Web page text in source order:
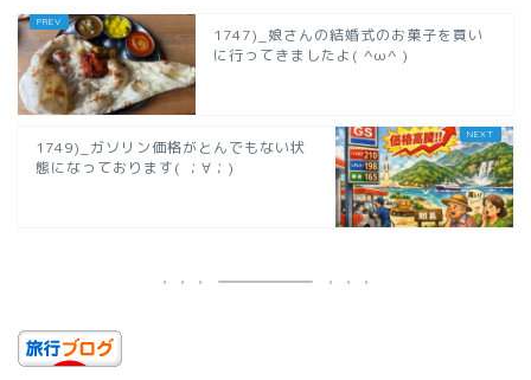
1747)_娘さんの結婚式のお菓子を買い
に行ってきましたよ( ^ω^ )
1749)_ガソリン価格がとんでもない状
態になっております( ；∀；)